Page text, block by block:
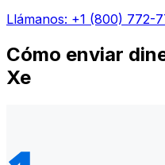
Llámanos: +1 (800) 772-
Cómo enviar
Xe